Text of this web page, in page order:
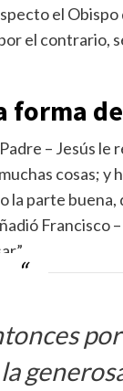
el Obispo
el contrario,
forma
– Jesús le
cosas; y
la parte buena,
Francisco